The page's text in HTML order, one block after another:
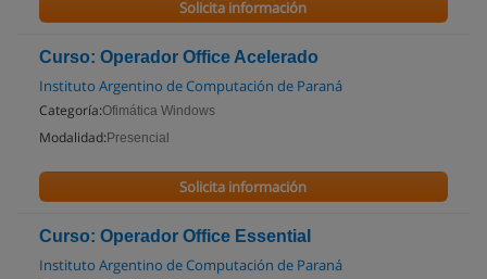
Solicita información
Curso: Operador Office Acelerado
Instituto Argentino de Computación de Paraná
Categoría:Ofimática Windows
Modalidad: Presencial
Solicita información
Curso: Operador Office Essential
Instituto Argentino de Computación de Paraná